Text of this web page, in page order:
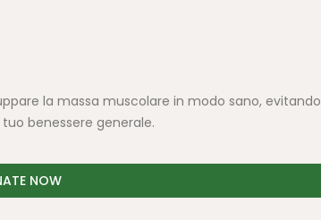
la massa muscolare in modo sano, evitando
benessere generale.
NOW